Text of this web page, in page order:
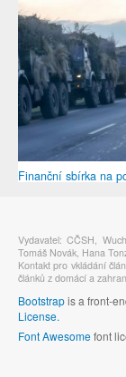
Finanční sbírka na
Vydavatel: CČSH,
Tomáš Novák, Hana
Kontakt pro vkládání
článků z domácí a
Bootstrapis a front-
License.
Font Awesomefont